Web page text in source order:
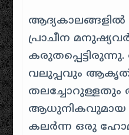
പ്രാചീന
വലുപ്പവും
തലച്ചോറുള്ളതും
ആധുനികവുമായ
കലർന്ന ഒരു